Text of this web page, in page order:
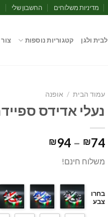
מדיניות משלוחים החשבון שלי
לבית ולגן קטגוריות נוספות
עמוד הבית / אופנה
נעלי אדידס
₪74
–
₪94
משלוח חינם!
בחרו
צבע